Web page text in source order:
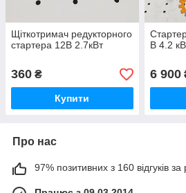
Щіткотримач редукторного
стартера 12В 2.7кВт
360 ₴
Купити
В 4.2 кВ
6 900
Про нас
97% позитивних з 160 відгуків за